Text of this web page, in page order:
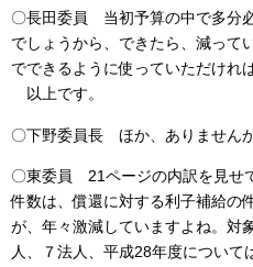
〇長田委員 当初予算の中で多分
でしょうから、できたら、減って
でできるように使っていただけれ
以上です。
〇下野委員長 ほか、ありませんか
〇東委員 21ページの内訳を見せ
件数は、償還に対する利子補給の
が、年々激減していますよね。対
人、７法人、平成28年度について